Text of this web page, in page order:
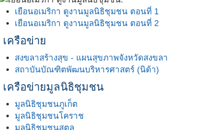
เยือนอเมริกา ดูงานมูลนิธิชุมชน ตอนที่ 1
เยือนอเมริกา ดูงานมูลนิธิชุมชน ตอนที่ 2
เครือข่าย
สงขลาสร้างสุข - แผนสุขภาพจังหวัดสงขลา
สถาบันบัณฑิตพัฒนบริหารศาสตร์ (นิด้า)
เครือข่ายมูลนิธิชุมชน
มูลนิธิชุมชนภูเก็ต
มูลนิธิชุมชนโคราช
มูลนิธิชุมชนสตูล